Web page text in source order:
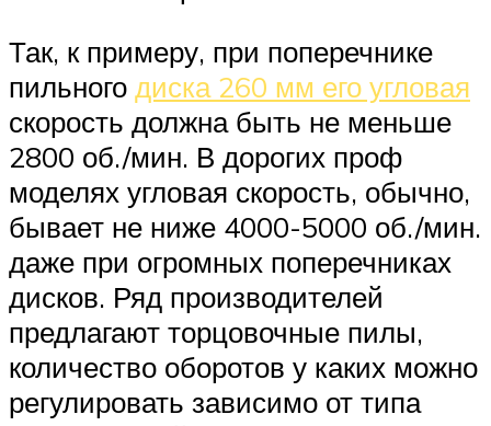
Так, к примеру, при поперечнике
пильного диска 260 мм его угловая
скорость должна быть не меньше
2800 об./мин. В дорогих проф
моделях угловая скорость, обычно,
бывает не ниже 4000-5000 об./мин.
даже при огромных поперечниках
дисков. Ряд производителей
предлагают торцовочные пилы,
количество оборотов у каких можно
регулировать зависимо от типа